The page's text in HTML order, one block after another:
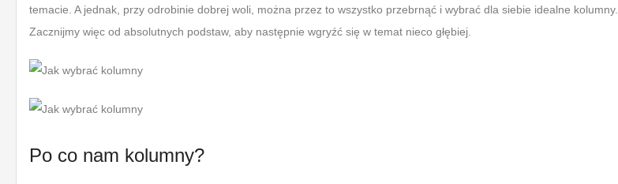
temacie. A jednak, przy odrobinie dobrej woli, można przez to wszystko przebrnąć i wybrać dla siebie idealne kolumny.
Zacznijmy więc od absolutnych podstaw, aby następnie wgryźć się w temat nieco głębiej.
Po co nam kolumny?